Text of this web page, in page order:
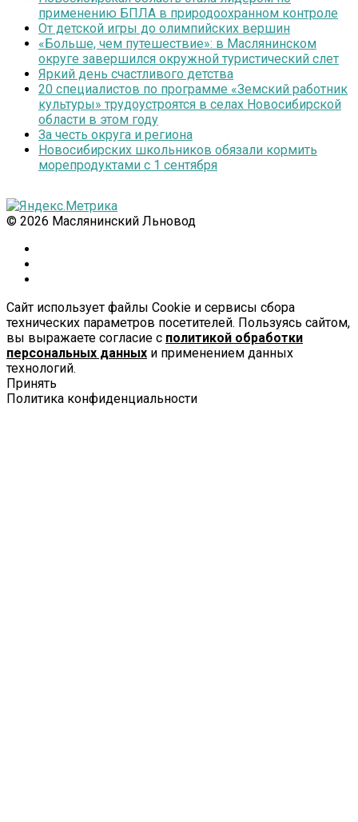
применению БПЛА в природоохранном контроле
От детской игры до олимпийских вершин
«Больше, чем путешествие»: в Маслянинском
округе завершился окружной туристический слет
Яркий день счастливого детства
20 специалистов по программе «Земский работник
культуры» трудоустроятся в селах Новосибирской
области в этом году
За честь округа и региона
Новосибирских школьников обязали кормить
морепродуктами с 1 сентября
© 2026 Маслянинский Льновод
Сайт использует файлы Cookie и сервисы сбора
технических параметров посетителей. Пользуясь сайтом,
вы выражаете согласие с политикой обработки
персональных данных и применением данных
технологий.
Принять
Политика конфиденциальности